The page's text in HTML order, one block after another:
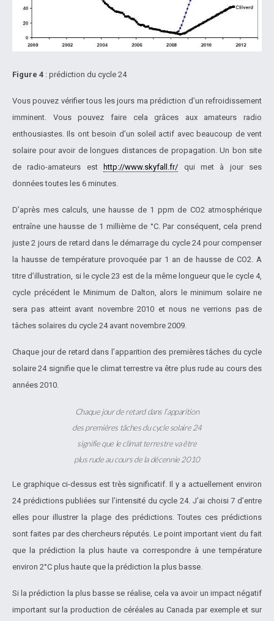
Figure 4 : prédiction du cycle 24
Vous pouvez vérifier tous les jours ma prédiction d’un refroidissement
imminent. Vous pouvez faire cela grâces aux amateurs radio
enthousiastes. Ils ont besoin d’un soleil actif avec beaucoup de vent
solaire pour avoir de longues distances de propagation. Un bon site
de radio-amateurs est
http://www.skyfall.fr/
qui met à jour ses
données toutes les 6 minutes.
D’après mes calculs, une hausse de 1 ppm de CO2 atmosphérique
entraîne une hausse de 1 millième de °C. Par conséquent, cela prend
juste 2 jours de retard dans le démarrage du cycle 24 pour compenser
la hausse de température provoquée par 1 an de hausse de CO2. A
titre d’illustration, si le cycle 23 est de la même longueur que le cycle 4,
cycle précédent le Minimum de Dalton, alors le minimum solaire ne
sera pas atteint avant novembre 2010 et nous ne verrions pas de
tâches solaires du cycle 24 avant novembre 2009.
Chaque jour de retard dans l’apparition des premières tâches du cycle
solaire 24 signifie que le climat terrestre va être plus rude au cours des
années 2010.
Chaque jour de retard dans l’apparition
des premières tâches du cycle solaire 24
signifie que le climat terrestre va être
plus rude au cours de la décennie 2010
Le graphique ci-dessus est très significatif. Il y a actuellement environ
24 prédictions publiées sur l’intensité du cycle 24. J’ai choisi 7 d’entre
elles pour illustrer la plage des prédictions. Toutes ces prédictions
sont faites par des chercheurs réputés. Le point important vient du fait
que la prédiction la plus haute va correspondre à une température
environ 2°C plus haute que la prédiction la plus basse.
Si la prédiction la plus basse se réalise, cela va avoir un impact négatif
important sur la production de céréales au Canada par exemple et sur